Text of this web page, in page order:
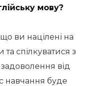
мову?
ви націлені на
та спілкуватися з
від
навчання буде